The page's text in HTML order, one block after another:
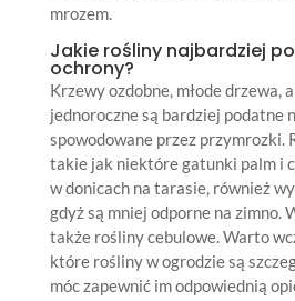
mrozem.
Jakie rośliny najbardziej
ochrony?
Krzewy ozdobne, młode drzewa,
jednoroczne są bardziej podatne
spowodowane przez przymrozki.
takie jak niektóre gatunki palm i
w donicach na tarasie, również
gdyż są mniej odporne na zimno.
także rośliny cebulowe. Warto
które rośliny w ogrodzie są
móc zapewnić im odpowiednią